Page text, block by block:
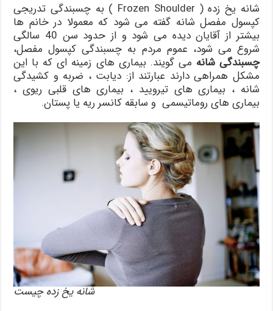
شانه یخ زده ( Frozen Shoulder ) به چسبندگی تدریجی
کپسول مفصل شانه گفته می شود که معمولا در خانم ها
بیشتر از آقایان دیده می شود و از حدود سن 40 سالگی
شروع می شود، عموم مردم به چسبندگی کپسول مفصل،
چسبندگی شانه می گویند. بیماری های زمینه ای که با این
مشکل همراهی دارند عبارتند از: دیابت ، ضربه و کشیدگی
شانه ، بیماری های تیرویید ، بیماری های قلبی ریوی ،
بیماری های روماتیسمی و سابقه کانسر ریه یا پستان.
شانه یخ زده چیست